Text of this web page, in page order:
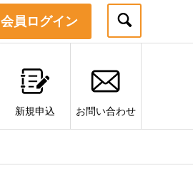
会員ログイン
新規申込 お問い合わせ